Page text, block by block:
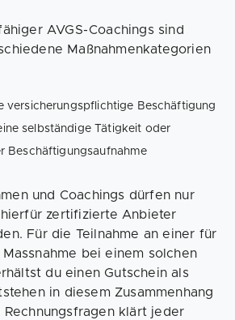
AVGS-Coachings sind
Maßnahmenkategorien
versicherungspflichtige Beschäftigung
selbständige Tätigkeit oder
Beschäftigungsaufnahme
und Coachings dürfen nur
zertifizierte Anbieter
Für die Teilnahme an einer für
bei einem solchen
du einen Gutschein als
in diesem Zusammenhang
Rechnungsfragen klärt jeder